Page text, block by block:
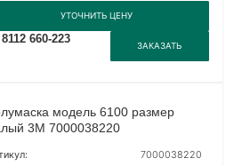
УТОЧНИТЬ ЦЕНУ
660-223
ЗАКАЗАТЬ
модель 6100 размер
3М 7000038220
7000038220